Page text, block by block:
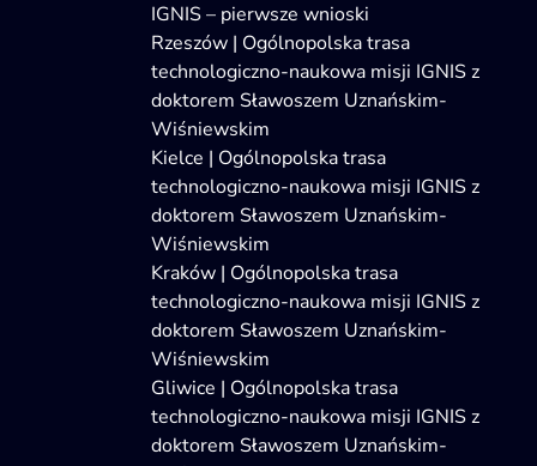
IGNIS – pierwsze wnioski
Rzeszów | Ogólnopolska trasa
technologiczno-naukowa misji IGNIS z
doktorem Sławoszem Uznańskim-
Wiśniewskim
Kielce | Ogólnopolska trasa
technologiczno-naukowa misji IGNIS z
doktorem Sławoszem Uznańskim-
Wiśniewskim
Kraków | Ogólnopolska trasa
technologiczno-naukowa misji IGNIS z
doktorem Sławoszem Uznańskim-
Wiśniewskim
Gliwice | Ogólnopolska trasa
technologiczno-naukowa misji IGNIS z
doktorem Sławoszem Uznańskim-